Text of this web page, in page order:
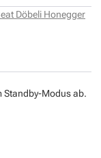
Döbeli Honegger
Standby-Modus ab.